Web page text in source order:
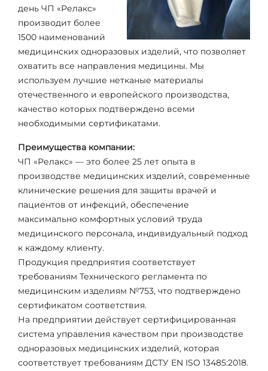
день ЧП «Релакс»
производит более
1500 наименований
медицинских одноразовых изделий, что позволяет
охватить все направления медицины. Мы
используем лучшие нетканые материалы
отечественного и европейского производства,
качество которых подтверждено всеми
необходимыми сертификатами.
Преимущества компании:
ЧП «Релакс» — это более 25 лет опыта в
производстве медицинских изделий, современные
клинические решения для защиты врачей и
пациентов от инфекций, обеспечение
максимально комфортных условий труда
медицинского персонала, индивидуальный подход
к каждому клиенту.
Продукция предприятия соответствует
требованиям Технического регламента по
медицинским изделиям №753, что подтверждено
сертификатом соответствия.
На предприятии действует сертифицированная
система управления качеством при производстве
одноразовых медицинских изделий, которая
соответствует требованиям ДСТУ EN ISO 13485:2018.